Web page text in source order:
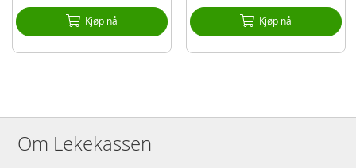
Kjøp nå Kjøp nå
Om Lekekassen